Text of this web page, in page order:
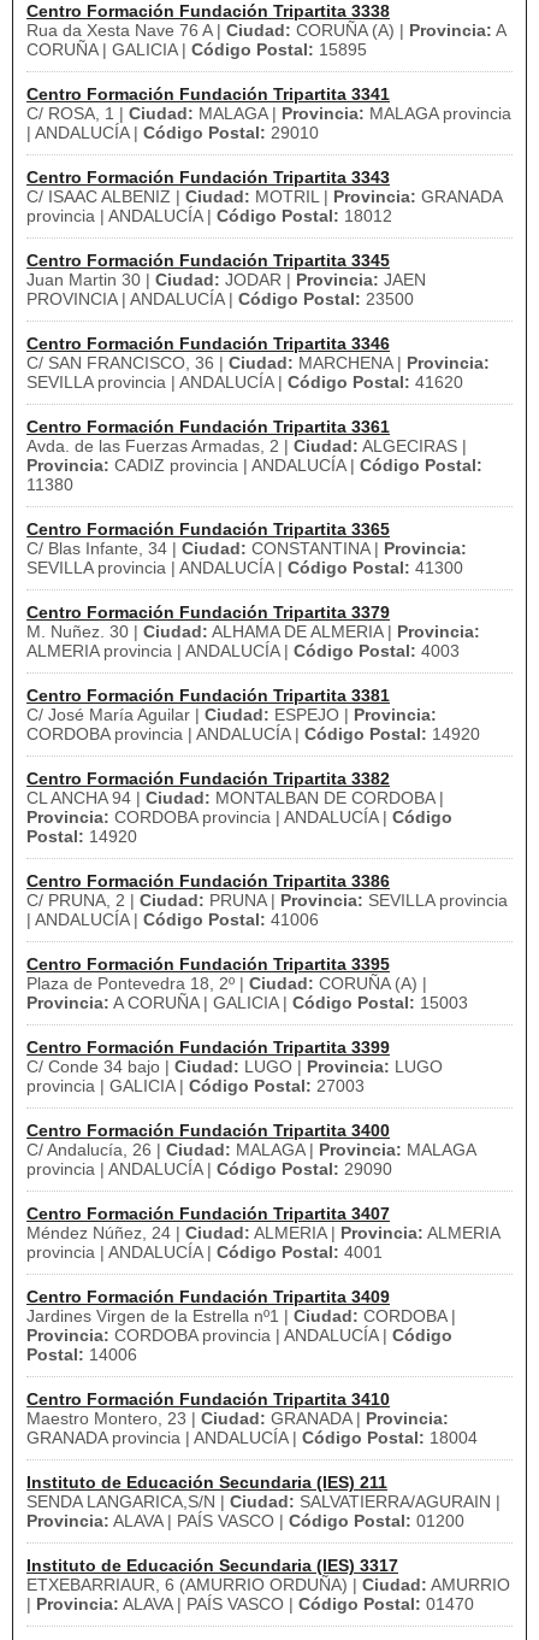
Centro Formación Fundación Tripartita 3338
Rua da Xesta Nave 76 A | Ciudad: CORUÑA (A) | Provincia: A
CORUÑA | GALICIA | Código Postal: 15895
Centro Formación Fundación Tripartita 3341
C/ ROSA, 1 | Ciudad: MALAGA | Provincia: MALAGA provincia
| ANDALUCÍA | Código Postal: 29010
Centro Formación Fundación Tripartita 3343
C/ ISAAC ALBENIZ | Ciudad: MOTRIL | Provincia: GRANADA
provincia | ANDALUCÍA | Código Postal: 18012
Centro Formación Fundación Tripartita 3345
Juan Martin 30 | Ciudad: JODAR | Provincia: JAEN
PROVINCIA | ANDALUCÍA | Código Postal: 23500
Centro Formación Fundación Tripartita 3346
C/ SAN FRANCISCO, 36 | Ciudad: MARCHENA | Provincia:
SEVILLA provincia | ANDALUCÍA | Código Postal: 41620
Centro Formación Fundación Tripartita 3361
Avda. de las Fuerzas Armadas, 2 | Ciudad: ALGECIRAS |
Provincia: CADIZ provincia | ANDALUCÍA | Código Postal:
11380
Centro Formación Fundación Tripartita 3365
C/ Blas Infante, 34 | Ciudad: CONSTANTINA | Provincia:
SEVILLA provincia | ANDALUCÍA | Código Postal: 41300
Centro Formación Fundación Tripartita 3379
M. Nuñez. 30 | Ciudad: ALHAMA DE ALMERIA | Provincia:
ALMERIA provincia | ANDALUCÍA | Código Postal: 4003
Centro Formación Fundación Tripartita 3381
C/ José María Aguilar | Ciudad: ESPEJO | Provincia:
CORDOBA provincia | ANDALUCÍA | Código Postal: 14920
Centro Formación Fundación Tripartita 3382
CL ANCHA 94 | Ciudad: MONTALBAN DE CORDOBA |
Provincia: CORDOBA provincia | ANDALUCÍA | Código
Postal: 14920
Centro Formación Fundación Tripartita 3386
C/ PRUNA, 2 | Ciudad: PRUNA | Provincia: SEVILLA provincia
| ANDALUCÍA | Código Postal: 41006
Centro Formación Fundación Tripartita 3395
Plaza de Pontevedra 18, 2º | Ciudad: CORUÑA (A) |
Provincia: A CORUÑA | GALICIA | Código Postal: 15003
Centro Formación Fundación Tripartita 3399
C/ Conde 34 bajo | Ciudad: LUGO | Provincia: LUGO
provincia | GALICIA | Código Postal: 27003
Centro Formación Fundación Tripartita 3400
C/ Andalucía, 26 | Ciudad: MALAGA | Provincia: MALAGA
provincia | ANDALUCÍA | Código Postal: 29090
Centro Formación Fundación Tripartita 3407
Méndez Núñez, 24 | Ciudad: ALMERIA | Provincia: ALMERIA
provincia | ANDALUCÍA | Código Postal: 4001
Centro Formación Fundación Tripartita 3409
Jardines Virgen de la Estrella nº1 | Ciudad: CORDOBA |
Provincia: CORDOBA provincia | ANDALUCÍA | Código
Postal: 14006
Centro Formación Fundación Tripartita 3410
Maestro Montero, 23 | Ciudad: GRANADA | Provincia:
GRANADA provincia | ANDALUCÍA | Código Postal: 18004
Instituto de Educación Secundaria (IES) 211
SENDA LANGARICA,S/N | Ciudad: SALVATIERRA/AGURAIN |
Provincia: ALAVA | PAÍS VASCO | Código Postal: 01200
Instituto de Educación Secundaria (IES) 3317
ETXEBARRIAUR, 6 (AMURRIO ORDUÑA) | Ciudad: AMURRIO
| Provincia: ALAVA | PAÍS VASCO | Código Postal: 01470